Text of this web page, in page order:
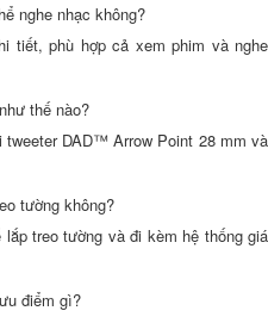
nghe nhạc không?
tiết, phù hợp cả xem phim và nghe
thế nào?
DAD™ Arrow Point 28 mm và
tường không?
treo tường và đi kèm hệ thống giá
điểm gì?